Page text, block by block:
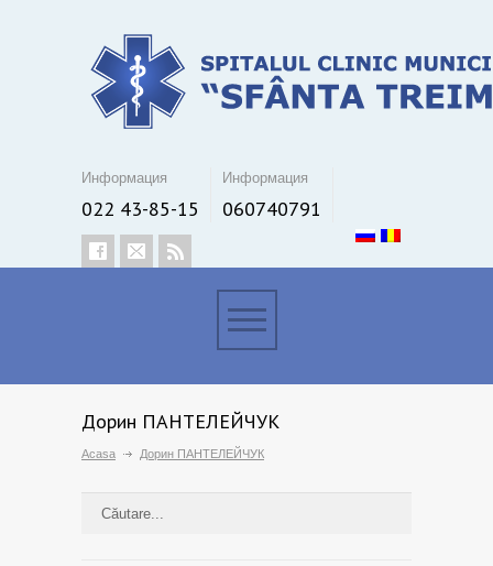
Информация
022 43-85-15
Информация
060740791
Дорин ПАНТЕЛЕЙЧУК
Acasa Дорин ПАНТЕЛЕЙЧУК